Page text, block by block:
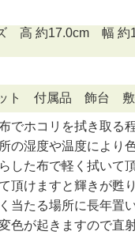
高 約17.0cm 幅 約
ット 付属品 飾台
でホコリを拭き取る
の湿度や温度により
した布で軽く拭いて
頂けますと輝きが甦
当たる場所に長年置
色が起きますので直